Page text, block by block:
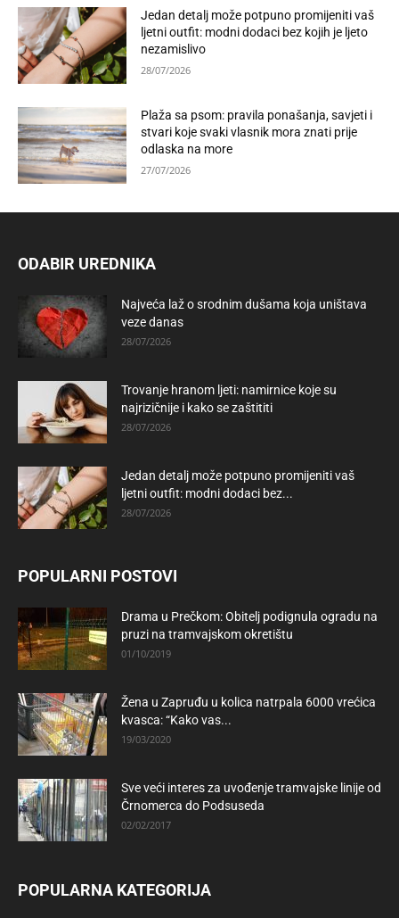
Jedan detalj može potpuno promijeniti vaš
ljetni outfit: modni dodaci bez kojih je ljeto
nezamislivo
28/07/2026
Plaža sa psom: pravila ponašanja, savjeti i
stvari koje svaki vlasnik mora znati prije
odlaska na more
27/07/2026
ODABIR UREDNIKA
Najveća laž o srodnim dušama koja uništava
veze danas
28/07/2026
Trovanje hranom ljeti: namirnice koje su
najrizičnije i kako se zaštititi
28/07/2026
Jedan detalj može potpuno promijeniti vaš
ljetni outfit: modni dodaci bez...
28/07/2026
POPULARNI POSTOVI
Drama u Prečkom: Obitelj podignula ogradu na
pruzi na tramvajskom okretištu
01/10/2019
Žena u Zapruđu u kolica natrpala 6000 vrećica
kvasca: “Kako vas...
19/03/2020
Sve veći interes za uvođenje tramvajske linije od
Črnomerca do Podsuseda
02/02/2017
POPULARNA KATEGORIJA